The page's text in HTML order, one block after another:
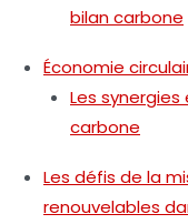
bilan carbone
Économie
Les
carbone
Les défis de la
renouvelables